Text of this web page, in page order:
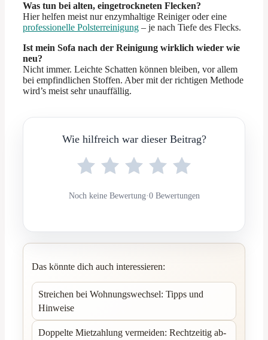
Was tun bei alten, eingetrockneten Flecken?
Hier helfen meist nur enzymhaltige Reiniger oder eine
professionelle Polsterreinigung – je nach Tiefe des Flecks.
Ist mein Sofa nach der Reinigung wirklich wieder wie
neu?
Nicht immer. Leichte Schatten können bleiben, vor allem
bei empfindlichen Stoffen. Aber mit der richtigen Methode
wird’s meist sehr unauffällig.
Wie hilfreich war dieser Beitrag?
Noch keine Bewertung·0 Bewertungen
Das könnte dich auch interessieren:
Streichen bei Wohnungswechsel: Tipps und
Hinweise
Doppelte Mietzahlung vermeiden: Rechtzeitig ab-